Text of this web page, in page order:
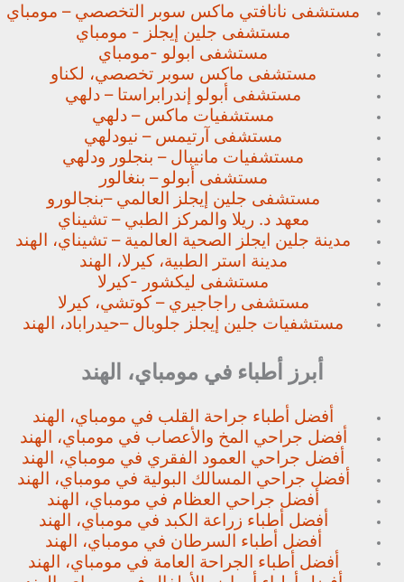
مستشفى نانافتي ماكس سوبر التخصصي – مومباي
مستشفى جلين إيجلز - مومباي
مستشفى ابولو -مومباي
مستشفى ماكس سوبر تخصصي، لكناو
مستشفى أبولو إندرابراستا – دلهي
مستشفيات ماكس – دلهي
مستشفى آرتيمس – نيودلهي
مستشفيات مانيبال – بنجلور ودلهي
مستشفى أبولو – بنغالور
مستشفى جلين إيجلز العالمي –بنجالورو
معهد د. ريلا والمركز الطبي – تشيناي
مدينة جلين ايجلز الصحية العالمية – تشيناي، الهند
مدينة استر الطبية، كيرلا، الهند
مستشفى ليكشور -كيرلا
مستشفى راجاجيري – كوتشي، كيرلا
مستشفيات جلين إيجلز جلوبال –حيدراباد، الهند
أبرز أطباء في مومباي، الهند
أفضل أطباء جراحة القلب في مومباي، الهند
أفضل جراحي المخ والأعصاب في مومباي، الهند
أفضل جراحي العمود الفقري في مومباي، الهند
أفضل جراحي المسالك البولية في مومباي، الهند
أفضل جراحي العظام في مومباي، الهند
أفضل أطباء زراعة الكبد في مومباي، الهند
أفضل أطباء السرطان في مومباي، الهند
أفضل أطباء الجراحة العامة في مومباي، الهند